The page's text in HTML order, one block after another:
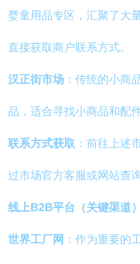
婴童用品专区，汇聚了大
直接获取商户联系方式。
汉正街市场 ：传统的小商
品，适合寻找小商品和配件
联系方式获取 ：前往上述
过市场官方客服或网站查
线上B2B平台（关键渠道）
世界工厂网 ：作为重要的